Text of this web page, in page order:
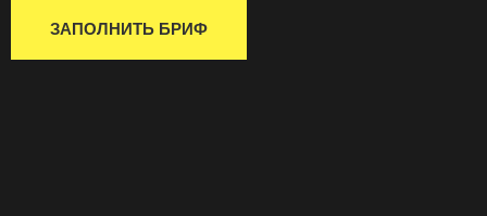
ЗАПОЛНИТЬ БРИФ